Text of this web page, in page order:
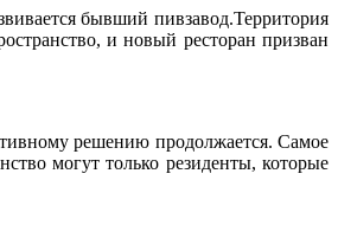
бывший пивзавод.Территория
и новый ресторан призван
решению продолжается. Самое
могут только резиденты, которые